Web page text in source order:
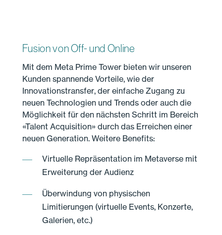
Fusion von Off- und Online
Mit dem Meta Prime Tower bieten wir unseren
Kunden spannende Vorteile, wie der
Innovationstransfer, der einfache Zugang zu
neuen Technologien und Trends oder auch die
Möglichkeit für den nächsten Schritt im Bereich
«Talent Acquisition» durch das Erreichen einer
neuen Generation. Weitere Benefits:
Virtuelle Repräsentation im Metaverse mit
Erweiterung der Audienz
Überwindung von physischen
Limitierungen (virtuelle Events, Konzerte,
Galerien, etc.)